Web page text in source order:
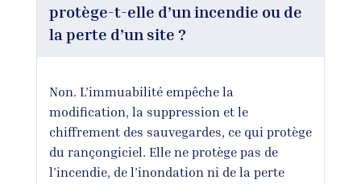
protège-t-elle d’un incendie ou de
la perte d’un site ?
Non. L’immuabilité empêche la
modification, la suppression et le
chiffrement des sauvegardes, ce qui protège
du rançongiciel. Elle ne protège pas de
l’incendie, de l’inondation ni de la perte